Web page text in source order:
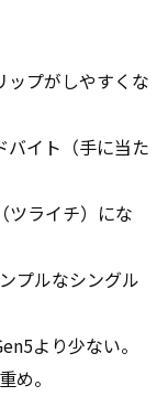
ップがしやすくな
バイト（手に当た
ツライチ）にな
プルなシングル
より少ない。
め。